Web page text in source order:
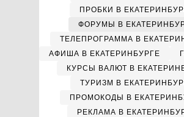
ПРОБКИ В
ФОРУМЫ В
ТЕЛЕПРОГРАММА В
АФИША В ЕКАТЕРИНБУРГЕ
КУРСЫ ВАЛЮТ В
ТУРИЗМ В
ПРОМОКОДЫ В
РЕКЛАМА В